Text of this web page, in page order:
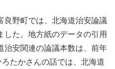
良野町では、北海道治安論議
した。地方紙のデータの引用
治安関連の論議本数は、前年
たかさんの話では、北海道